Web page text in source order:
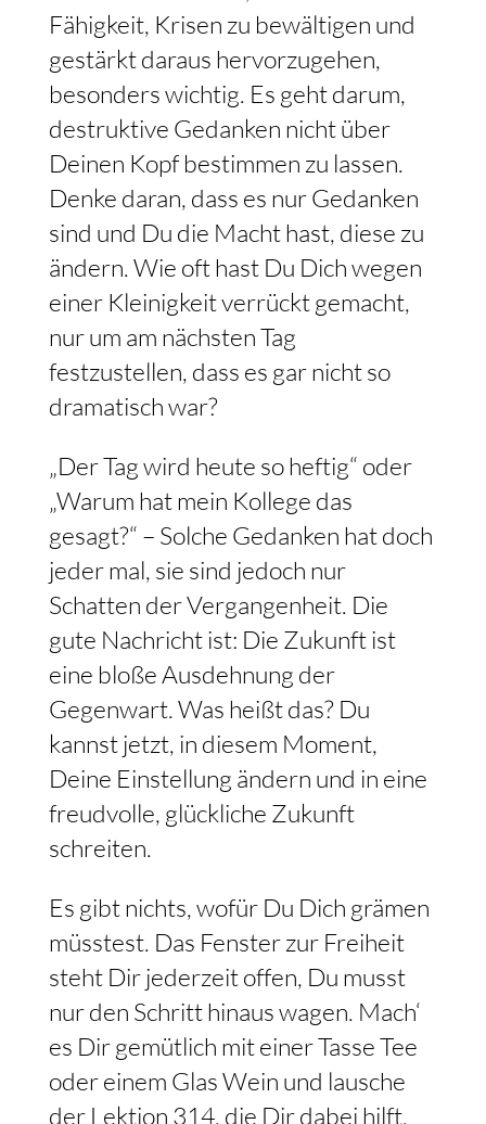
Fähigkeit, Krisen zu bewältigen und
gestärkt daraus hervorzugehen,
besonders wichtig. Es geht darum,
destruktive Gedanken nicht über
Deinen Kopf bestimmen zu lassen.
Denke daran, dass es nur Gedanken
sind und Du die Macht hast, diese zu
ändern. Wie oft hast Du Dich wegen
einer Kleinigkeit verrückt gemacht,
nur um am nächsten Tag
festzustellen, dass es gar nicht so
dramatisch war?
„Der Tag wird heute so heftig“ oder
„Warum hat mein Kollege das
gesagt?“ – Solche Gedanken hat doch
jeder mal, sie sind jedoch nur
Schatten der Vergangenheit. Die
gute Nachricht ist: Die Zukunft ist
eine bloße Ausdehnung der
Gegenwart. Was heißt das? Du
kannst jetzt, in diesem Moment,
Deine Einstellung ändern und in eine
freudvolle, glückliche Zukunft
schreiten.
Es gibt nichts, wofür Du Dich grämen
müsstest. Das Fenster zur Freiheit
steht Dir jederzeit offen, Du musst
nur den Schritt hinaus wagen. Mach‘
es Dir gemütlich mit einer Tasse Tee
oder einem Glas Wein und lausche
der Lektion 314, die Dir dabei hilft,